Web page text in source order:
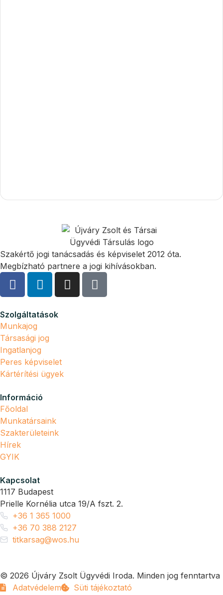
Szakértő jogi tanácsadás és képviselet 2012 óta.
Megbízható partnere a jogi kihívásokban.
Szolgáltatások
Munkajog
Társasági jog
Ingatlanjog
Peres képviselet
Kártérítési ügyek
Információ
Főoldal
Munkatársaink
Szakterületeink
Hírek
GYIK
Kapcsolat
1117 Budapest
Prielle Kornélia utca 19/A fszt. 2.
+36 1 365 1000
+36 70 388 2127
titkarsag@wos.hu
© 2026 Újváry Zsolt Ügyvédi Iroda. Minden jog fenntartva
Adatvédelem
Süti tájékoztató